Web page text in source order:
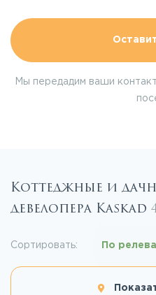
Мы передадим ваши
Коттеджные и
девелопера Kaskad
Сортировать: По